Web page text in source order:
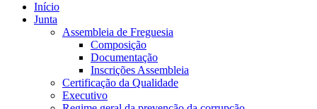
Início
Junta
Assembleia de Freguesia
Composição
Documentação
Inscrições Assembleia
Certificação da Qualidade
Executivo